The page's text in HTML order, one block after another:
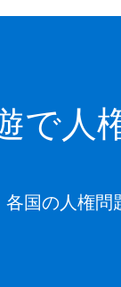
で人
国の人権問